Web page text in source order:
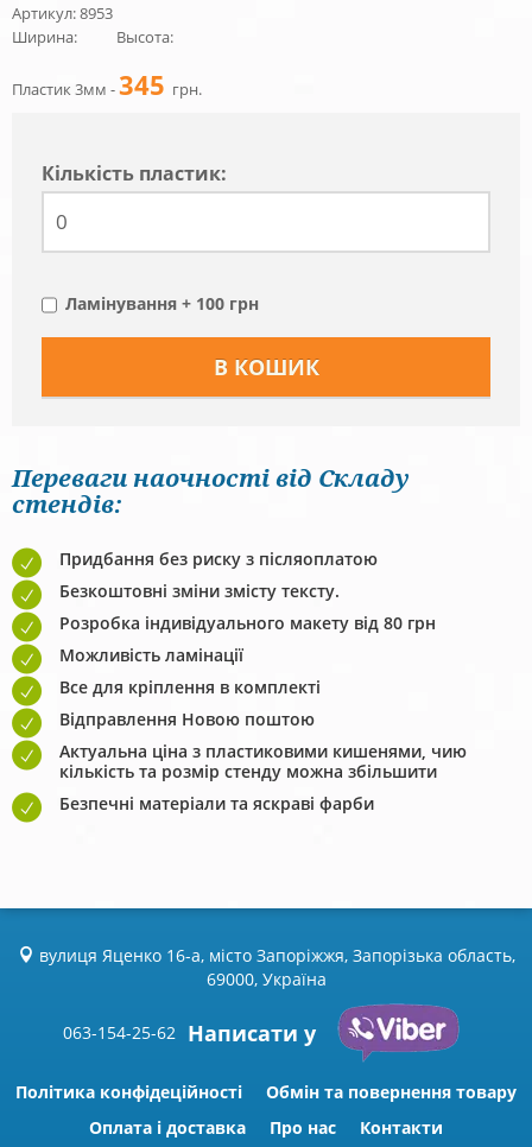
Артикул: 8953
Ширина:
Высота:
Пластик 3мм -345 грн.
Кiлькiсть пластик:
Ламінування + 100 грн
Переваги наочності від Складу
стендів:
Придбання без риску з післяоплатою
Безкоштовні зміни змісту тексту.
Розробка індивідуального макету від 80 грн
Можливість ламінації
Все для кріплення в комплекті
Відправлення Новою поштою
Актуальна ціна з пластиковими кишенями, чию
кількість та розмір стенду можна збільшити
Безпечні матеріали та яскраві фарби
вулиця Яценко 16-а, місто Запоріжжя, Запорізька область,
69000, Україна
063-154-25-62 Написати у
Політика конфідеційності
Обмін та повернення товару
Оплата і доставка
Про нас Контакти